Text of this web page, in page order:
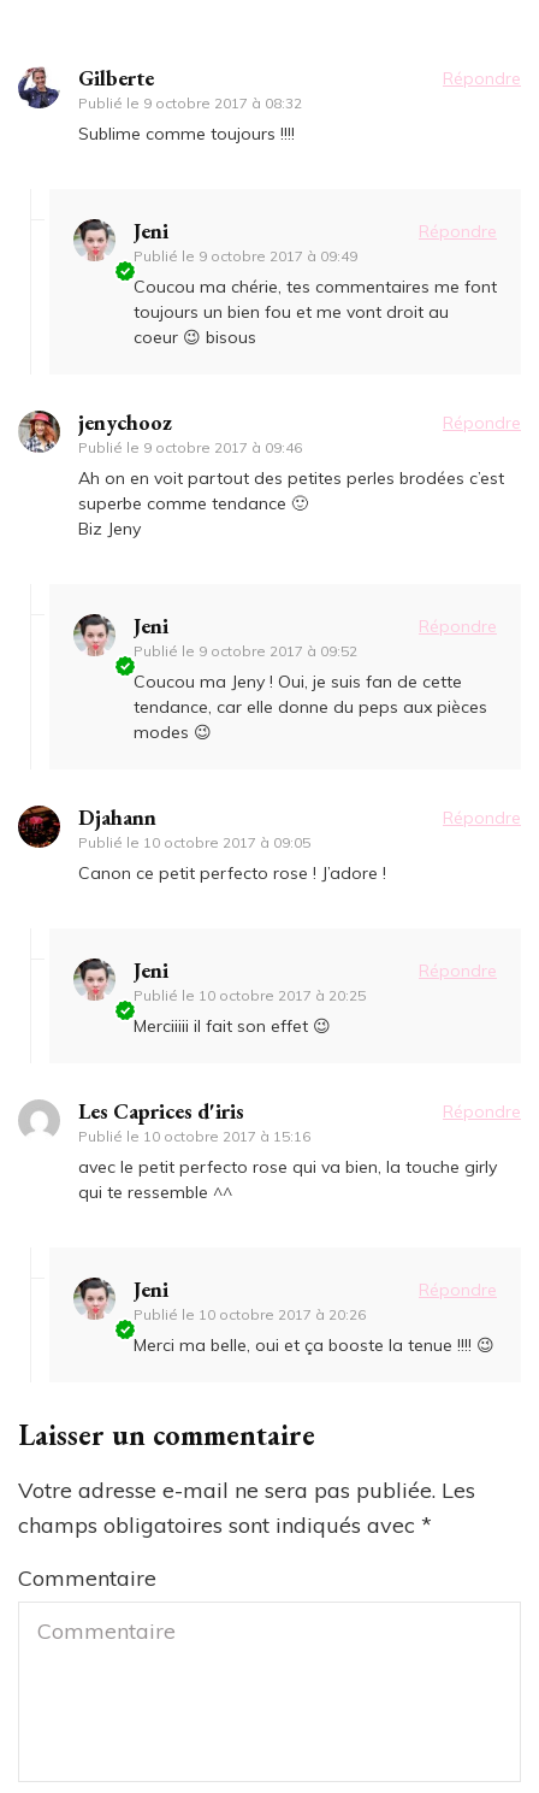
Gilberte
Publié le 9 octobre 2017 à 08:32
Répondre
Sublime comme toujours !!!!
Jeni
Publié le 9 octobre 2017 à 09:49
Répondre
Coucou ma chérie, tes commentaires me font
toujours un bien fou et me vont droit au
coeur 😉 bisous
jenychooz
Publié le 9 octobre 2017 à 09:46
Répondre
Ah on en voit partout des petites perles brodées c’est
superbe comme tendance 🙂
Biz Jeny
Jeni
Publié le 9 octobre 2017 à 09:52
Répondre
Coucou ma Jeny ! Oui, je suis fan de cette
tendance, car elle donne du peps aux pièces
modes 😉
Djahann
Publié le 10 octobre 2017 à 09:05
Répondre
Canon ce petit perfecto rose ! J’adore !
Jeni
Publié le 10 octobre 2017 à 20:25
Répondre
Merciiiii il fait son effet 😉
Les Caprices d'iris
Publié le 10 octobre 2017 à 15:16
Répondre
avec le petit perfecto rose qui va bien, la touche girly
qui te ressemble ^^
Jeni
Publié le 10 octobre 2017 à 20:26
Répondre
Merci ma belle, oui et ça booste la tenue !!!! 😉
Laisser un commentaire
Votre adresse e-mail ne sera pas publiée. Les
champs obligatoires sont indiqués avec *
Commentaire